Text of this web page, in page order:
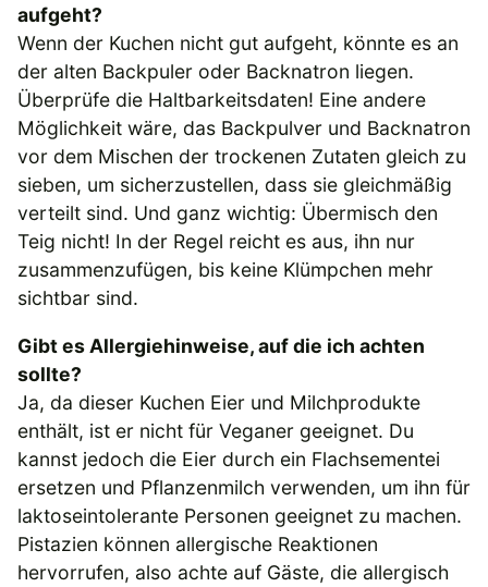
aufgeht?
Wenn der Kuchen nicht gut aufgeht, könnte es an
der alten Backpuler oder Backnatron liegen.
Überprüfe die Haltbarkeitsdaten! Eine andere
Möglichkeit wäre, das Backpulver und Backnatron
vor dem Mischen der trockenen Zutaten gleich zu
sieben, um sicherzustellen, dass sie gleichmäßig
verteilt sind. Und ganz wichtig: Übermisch den
Teig nicht! In der Regel reicht es aus, ihn nur
zusammenzufügen, bis keine Klümpchen mehr
sichtbar sind.
Gibt es Allergiehinweise, auf die ich achten
sollte?
Ja, da dieser Kuchen Eier und Milchprodukte
enthält, ist er nicht für Veganer geeignet. Du
kannst jedoch die Eier durch ein Flachsementei
ersetzen und Pflanzenmilch verwenden, um ihn für
laktoseintolerante Personen geeignet zu machen.
Pistazien können allergische Reaktionen
hervorrufen, also achte auf Gäste, die allergisch